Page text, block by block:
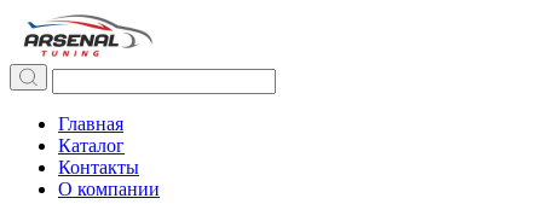
Главная
Каталог
Контакты
О компании